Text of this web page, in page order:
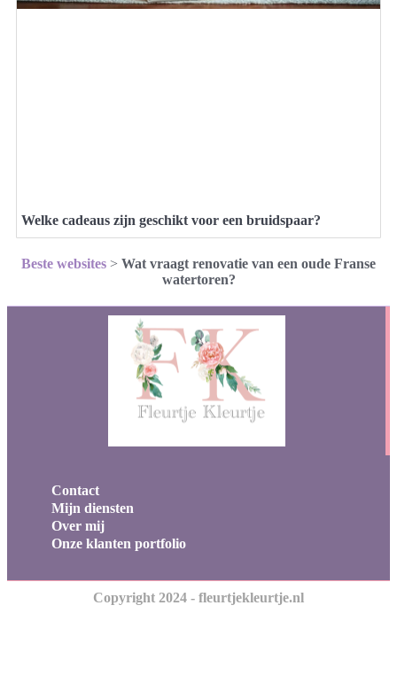
Welke cadeaus zijn geschikt voor een bruidspaar?
Beste websites > Wat vraagt renovatie van een oude Franse
watertoren?
Contact
Mijn diensten
Over mij
Onze klanten portfolio
Copyright 2024 - fleurtjekleurtje.nl